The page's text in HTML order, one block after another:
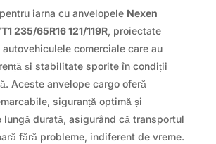
iarna cu anvelopele Nexen
235/65R16 121/119R, proiectate
comerciale care au
și stabilitate sporite în condiții
Aceste anvelope cargo oferă
siguranță optimă și
durată, asigurând că transportul
fără probleme, indiferent de vreme.